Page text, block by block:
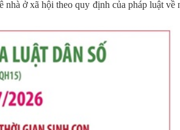
ở xã hội theo quy định của pháp luật